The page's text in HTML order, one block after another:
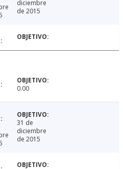
diciembre
de 2015
0.00
31 de
diciembre
de 2015